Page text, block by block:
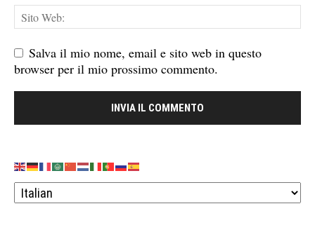
Salva il mio nome, email e sito web in questo
browser per il mio prossimo commento.